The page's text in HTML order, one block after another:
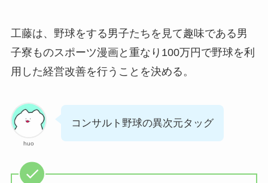
工藤は、野球をする男子たちを見て趣味である男
子寮ものスポーツ漫画と重なり100万円で野球を利
用した経営改善を行うことを決める。
huo
コンサルト野球の異次元タッグ